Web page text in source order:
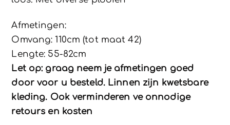
Afmetingen:
Omvang: 110cm (tot maat 42)
Lengte: 55-82cm
Let op: graag neem je afmetingen goed
door voor u besteld. Linnen zijn kwetsbare
kleding. Ook verminderen ve onnodige
retours en kosten